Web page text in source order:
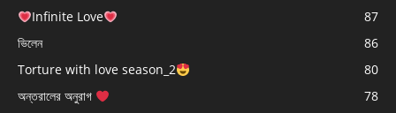
Infinite Love
87
ভিলেন
86
Torture with love season_2
80
অন্তরালের অনুরাগ
78